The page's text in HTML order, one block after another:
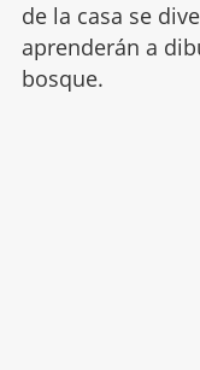
de la casa se
aprenderán a
bosque.